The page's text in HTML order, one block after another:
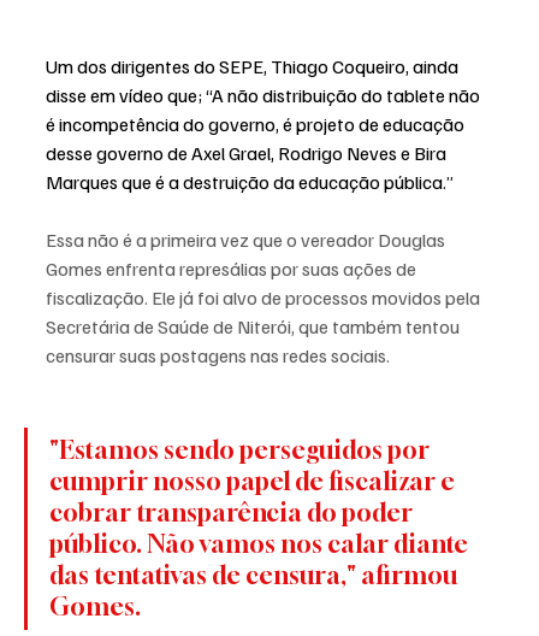
Um dos dirigentes do SEPE, Thiago Coqueiro, ainda
disse em vídeo que; “A não distribuição do tablete não
é incompetência do governo, é projeto de educação
desse governo de Axel Grael, Rodrigo Neves e Bira
Marques que é a destruição da educação pública.”
Essa não é a primeira vez que o vereador Douglas
Gomes enfrenta represálias por suas ações de
fiscalização. Ele já foi alvo de processos movidos pela
Secretária de Saúde de Niterói, que também tentou
censurar suas postagens nas redes sociais.
"Estamos sendo perseguidos por
cumprir nosso papel de fiscalizar e
cobrar transparência do poder
público. Não vamos nos calar diante
das tentativas de censura," afirmou
Gomes.